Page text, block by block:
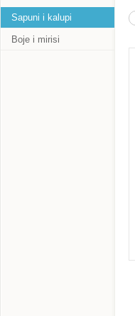
Sapuni i kalupi
Boje i mirisi